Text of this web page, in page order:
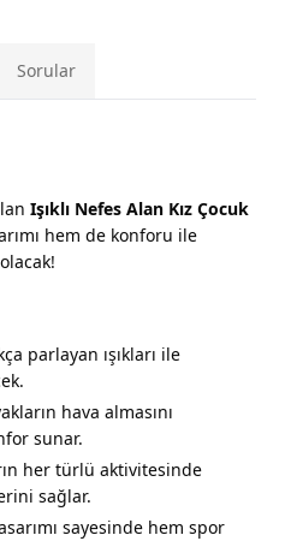
Sorular
Işıklı Nefes Alan Kız Çocuk
hem de konforu ile
parlayan ışıkları ile
hava almasını
sunar.
her türlü aktivitesinde
sağlar.
sayesinde hem spor